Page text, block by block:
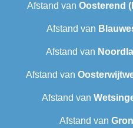
Afstand van Oosterend
Afstand van
Afstand van
Afstand van
Afstand van
Afstand van